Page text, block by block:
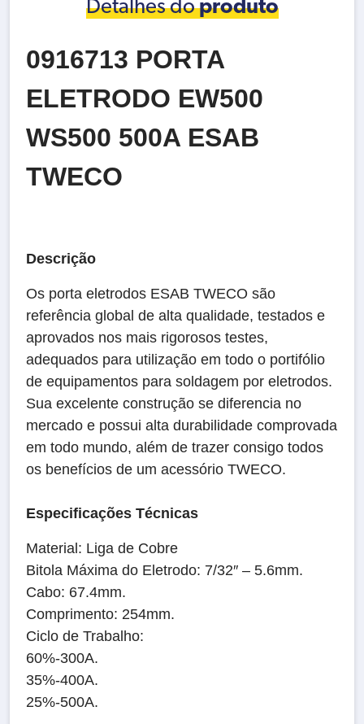
Detalhes doproduto
0916713 PORTA
ELETRODO EW500
WS500 500A ESAB
TWECO
Descrição
Os porta eletrodos ESAB TWECO são
referência global de alta qualidade, testados e
aprovados nos mais rigorosos testes,
adequados para utilização em todo o portifólio
de equipamentos para soldagem por eletrodos.
Sua excelente construção se diferencia no
mercado e possui alta durabilidade comprovada
em todo mundo, além de trazer consigo todos
os benefícios de um acessório TWECO.
Especificações Técnicas
Material: Liga de Cobre
Bitola Máxima do Eletrodo: 7/32″ – 5.6mm.
Cabo: 67.4mm.
Comprimento: 254mm.
Ciclo de Trabalho:
60%-300A.
35%-400A.
25%-500A.